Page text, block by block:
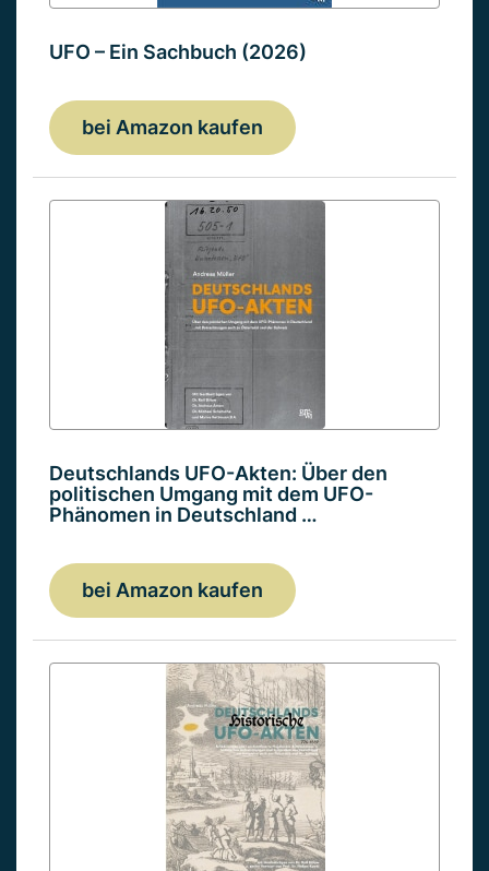
UFO – Ein Sachbuch (2026)
bei Amazon kaufen
Deutschlands UFO-Akten: Über den
politischen Umgang mit dem UFO-
Phänomen in Deutschland …
bei Amazon kaufen